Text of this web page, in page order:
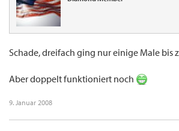
Schade, dreifach ging nur einige Male bis
Aber doppelt funktioniert noch
9. Januar 2008